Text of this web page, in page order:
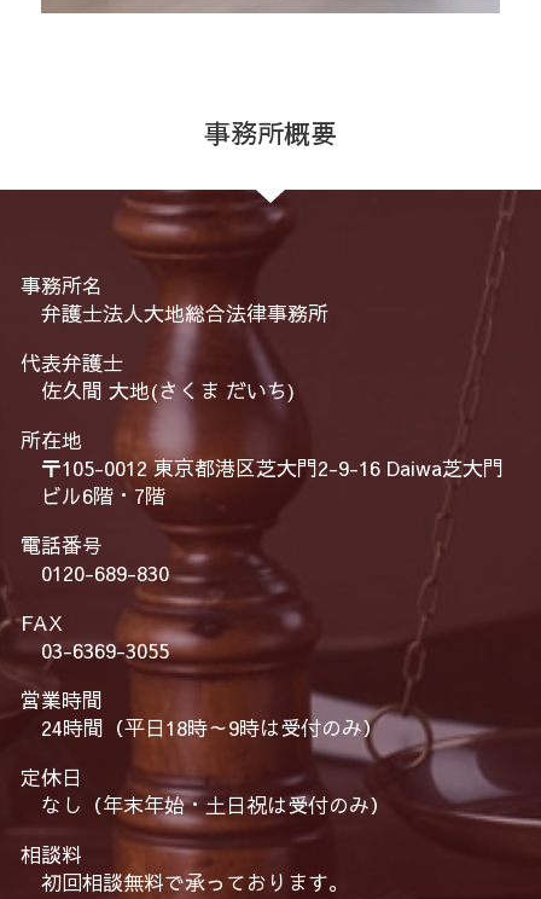
事務所概要
事務所名
弁護士法人大地総合法律事務所
代表弁護士
佐久間 大地(さくま だいち)
所在地
〒105-0012 東京都港区芝大門2-9-16 Daiwa芝大門
ビル6階・7階
電話番号
0120-689-830
FAX
03-6369-3055
営業時間
24時間（平日18時～9時は受付のみ）
定休日
なし（年末年始・土日祝は受付のみ）
相談料
初回相談無料で承っております。